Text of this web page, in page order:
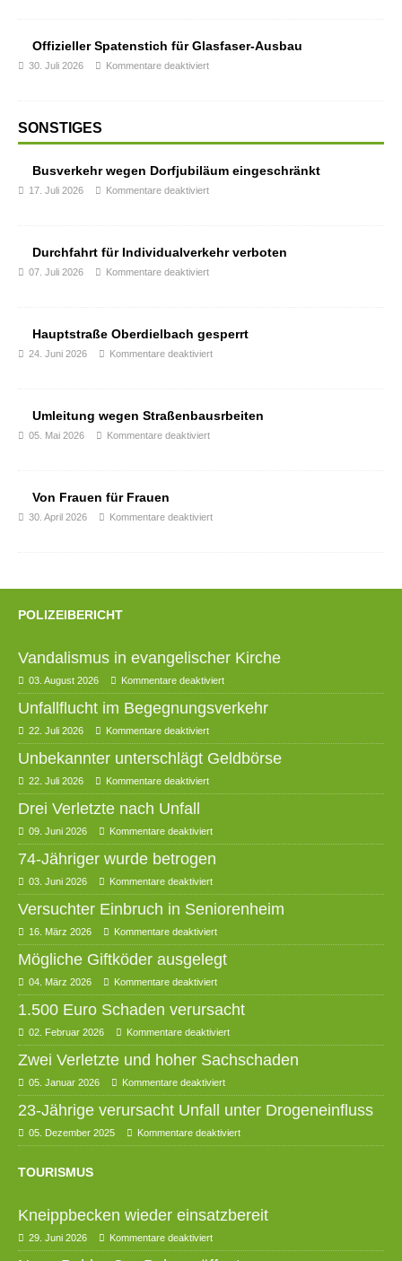
Offizieller Spatenstich für Glasfaser-Ausbau
30. Juli 2026 Kommentare deaktiviert
SONSTIGES
Busverkehr wegen Dorfjubiläum eingeschränkt
17. Juli 2026 Kommentare deaktiviert
Durchfahrt für Individualverkehr verboten
07. Juli 2026 Kommentare deaktiviert
Hauptstraße Oberdielbach gesperrt
24. Juni 2026 Kommentare deaktiviert
Umleitung wegen Straßenbausrbeiten
05. Mai 2026 Kommentare deaktiviert
Von Frauen für Frauen
30. April 2026 Kommentare deaktiviert
POLIZEIBERICHT
Vandalismus in evangelischer Kirche
03. August 2026 Kommentare deaktiviert
Unfallflucht im Begegnungsverkehr
22. Juli 2026 Kommentare deaktiviert
Unbekannter unterschlägt Geldbörse
22. Juli 2026 Kommentare deaktiviert
Drei Verletzte nach Unfall
09. Juni 2026 Kommentare deaktiviert
74-Jähriger wurde betrogen
03. Juni 2026 Kommentare deaktiviert
Versuchter Einbruch in Seniorenheim
16. März 2026 Kommentare deaktiviert
Mögliche Giftköder ausgelegt
04. März 2026 Kommentare deaktiviert
1.500 Euro Schaden verursacht
02. Februar 2026 Kommentare deaktiviert
Zwei Verletzte und hoher Sachschaden
05. Januar 2026 Kommentare deaktiviert
23-Jährige verursacht Unfall unter Drogeneinfluss
05. Dezember 2025 Kommentare deaktiviert
TOURISMUS
Kneippbecken wieder einsatzbereit
29. Juni 2026 Kommentare deaktiviert